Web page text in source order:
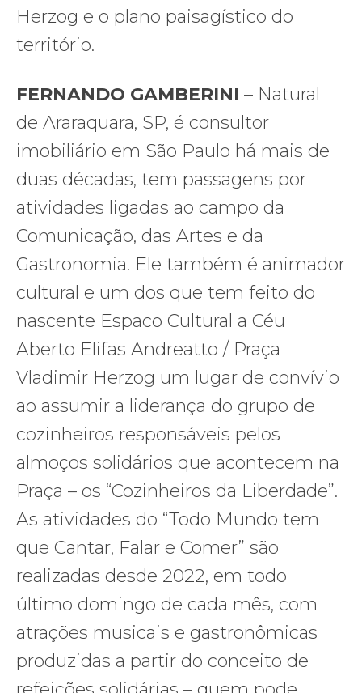
Herzog e o plano paisagístico do
território.
FERNANDO GAMBERINI – Natural
de Araraquara, SP, é consultor
imobiliário em São Paulo há mais de
duas décadas, tem passagens por
atividades ligadas ao campo da
Comunicação, das Artes e da
Gastronomia. Ele também é animador
cultural e um dos que tem feito do
nascente Espaco Cultural a Céu
Aberto Elifas Andreatto / Praça
Vladimir Herzog um lugar de convívio
ao assumir a liderança do grupo de
cozinheiros responsáveis pelos
almoços solidários que acontecem na
Praça – os “Cozinheiros da Liberdade”.
As atividades do “Todo Mundo tem
que Cantar, Falar e Comer” são
realizadas desde 2022, em todo
último domingo de cada mês, com
atrações musicais e gastronômicas
produzidas a partir do conceito de